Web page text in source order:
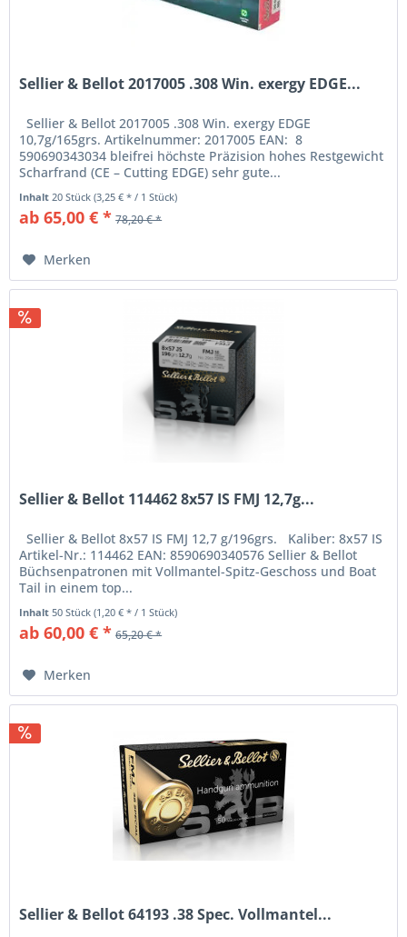
Sellier & Bellot 2017005 .308 Win. exergy EDGE...
Sellier & Bellot 2017005 .308 Win. exergy EDGE
10,7g/165grs. Artikelnummer: 2017005 EAN: 8
590690343034 bleifrei höchste Präzision hohes Restgewicht
Scharfrand (CE – Cutting EDGE) sehr gute...
Inhalt20 Stück(3,25 € * / 1 Stück)
ab 65,00 € * 78,20 € *
Merken
Sellier & Bellot 114462 8x57 IS FMJ 12,7g...
Sellier & Bellot 8x57 IS FMJ 12,7 g/196grs. Kaliber: 8x57 IS
Artikel-Nr.: 114462 EAN: 8590690340576 Sellier & Bellot
Büchsenpatronen mit Vollmantel-Spitz-Geschoss und Boat
Tail in einem top...
Inhalt 50 Stück(1,20 € * / 1 Stück)
ab 60,00 € * 65,20 € *
Merken
Sellier & Bellot 64193 .38 Spec. Vollmantel...